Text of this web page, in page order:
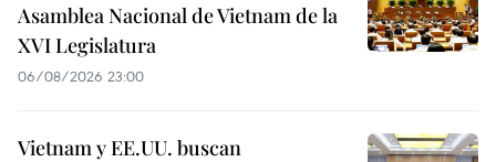
Asamblea Nacional de Vietnam de la
XVI Legislatura
06/08/2026 23:00
Vietnam y EE.UU. buscan